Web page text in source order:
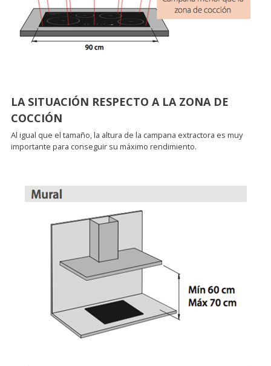
LA SITUACIÓN RESPECTO A LA ZONA DE
COCCIÓN
Al igual que el tamaño, la altura de la campana extractora es muy
importante para conseguir su máximo rendimiento.